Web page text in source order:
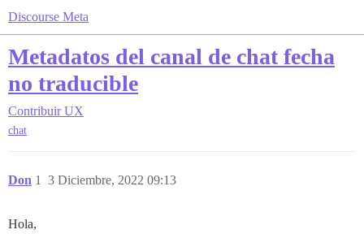
Discourse Meta
Metadatos del canal de chat fecha
no traducible
Contribuir UX
chat
Don 3 Diciembre, 2022 09:13
1
Hola,